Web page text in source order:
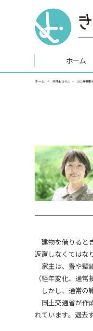
ホーム
ホーム 弁護士コラム 2021年掲載
建物を借りると
返還しなくてはな
家主は、畳や壁
（経年変化、通
しかし、通常の
国土交通省が作
れています。退去